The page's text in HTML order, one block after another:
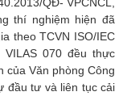
thí nghiệm hiện đã
theo TCVN ISO/IEC
VILAS 070 đều thực
của Văn phòng Công
đầu tư và liên tục cải